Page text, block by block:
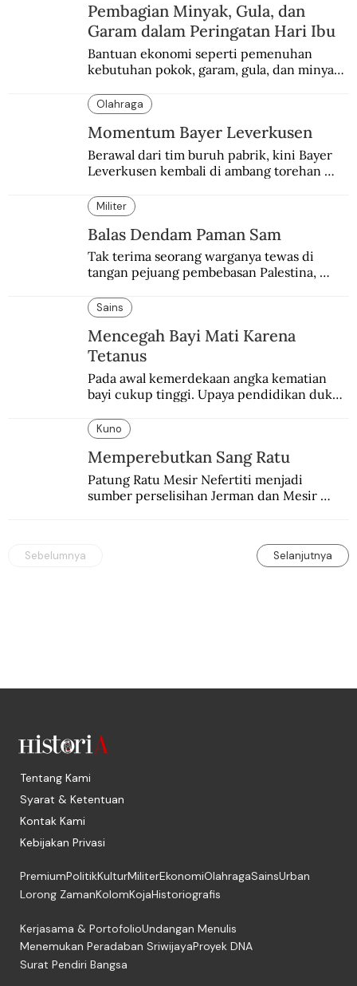
Pembagian Minyak, Gula, dan
Garam dalam Peringatan Hari Ibu
Bantuan ekonomi seperti pemenuhan
kebutuhan pokok, garam, gula, dan minyak
peringatan Hari Ibu.
Olahraga
Momentum Bayer Leverkusen
Berawal dari tim buruh pabrik, kini Bayer
Leverkusen kembali di ambang torehan
“Neverkusen”.
Militer
Balas Dendam Paman Sam
Tak terima seorang warganya tewas di
tangan pejuang pembebasan Palestina,
pembalasan.
Sains
Mencegah Bayi Mati Karena
Tetanus
Pada awal kemerdekaan angka kematian
bayi cukup tinggi. Upaya pendidikan dukun
Kuno
Memperebutkan Sang Ratu
Patung Ratu Mesir Nefertiti menjadi
sumber perselisihan Jerman dan Mesir
Sebelumnya Selanjutnya
Tentang Kami
Syarat & Ketentuan
Kontak Kami
Kebijakan Privasi
PremiumPolitikKulturMiliterEkonomiOlahragaSainsUrban
Lorong ZamanKolomKojaHistoriografis
Kerjasama & PortofolioUndangan Menulis
Menemukan Peradaban SriwijayaProyek DNA
Surat Pendiri Bangsa